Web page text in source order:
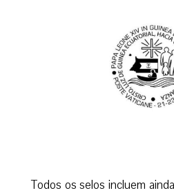
Todos os selos incluem